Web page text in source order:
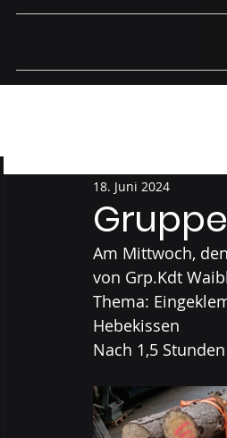
18. Juni 2024
Am Mittwoch,
von Grp.Kdt
Thema:
Hebekissen
Nach 1,5